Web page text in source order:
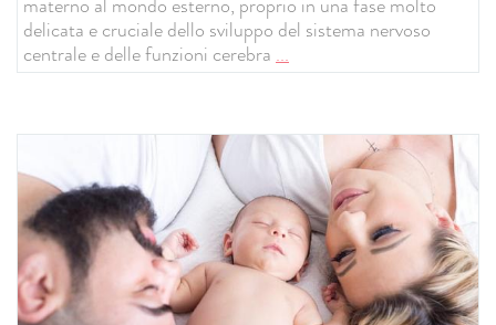
materno al mondo esterno, proprio in una fase molto
delicata e cruciale dello sviluppo del sistema nervoso
centrale e delle funzioni cerebra...